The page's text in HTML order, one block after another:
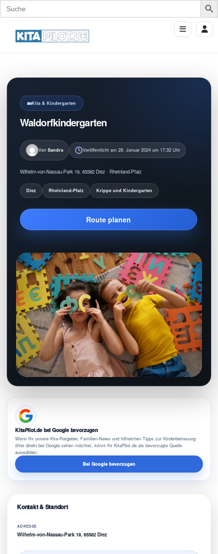
Search
for:
Kita & Kindergarten
Waldorfkindergarten
Von Sandra Veröffentlicht am 28. Januar 2024 um 17:32 Uhr
Wilhelm-von-Nassau-Park 19, 65582 Diez · Rheinland-Pfalz
Diez Rheinland-Pfalz Krippe und Kindergarten
Route planen
KitaPilot.de bei Google bevorzugen
Wenn Ihr unsere Kita-Ratgeber, Familien-News und hilfreichen Tipps zur Kinderbetreuung
öfter direkt bei Google sehen möchtet, könnt Ihr KitaPilot.de als bevorzugte Quelle
auswählen.
Bei Google bevorzugen
Kontakt & Standort
ADRESSE
Wilhelm-von-Nassau-Park 19, 65582 Diez